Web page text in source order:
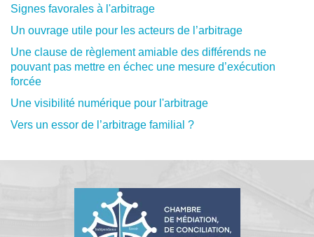
Signes favorales à l'arbitrage
Un ouvrage utile pour les acteurs de l’arbitrage
Une clause de règlement amiable des différends ne
pouvant pas mettre en échec une mesure d’exécution
forcée
Une visibilité numérique pour l'arbitrage
Vers un essor de l’arbitrage familial ?